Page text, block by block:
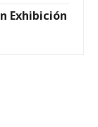
Exhibición